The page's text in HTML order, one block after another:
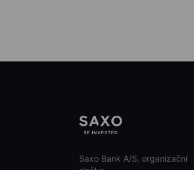
Saxo Bank A/S, organizační